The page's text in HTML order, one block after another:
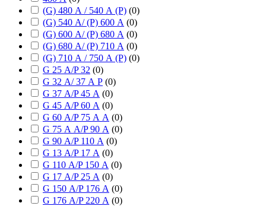
(G) 480 А / 540 А (P) (0)
(G) 540 А/ (P) 600 А (0)
(G) 600 А/ (P) 680 А (0)
(G) 680 А/ (P) 710 А (0)
(G) 710 А / 750 А (P) (0)
G 25 А/P 32 (0)
G 32 А/ 37 А P (0)
G 37 А/P 45 А (0)
G 45 А/P 60 А (0)
G 60 А/P 75 А А (0)
G 75 А А/P 90 А (0)
G 90 А/P 110 А (0)
G 13 А/P 17 А (0)
G 110 А/P 150 А (0)
G 17 А/P 25 А (0)
G 150 А/P 176 А (0)
G 176 А/P 220 А (0)